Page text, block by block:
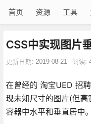
首页 资源 工具
CSS中实现图片
更新日期: 2019-08-21 阅读:
在曾经的 淘宝UED 招
现未知尺寸的图片(但
容器中水平和垂直居中